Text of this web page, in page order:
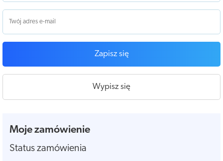
Zapisz się
Wypisz się
Moje zamówienie
Status zamówienia